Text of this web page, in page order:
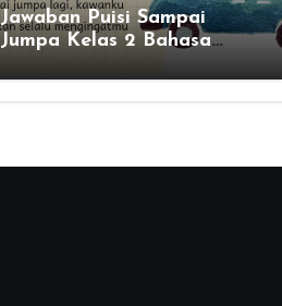
Jawaban Puisi Sampai
Jumpa Kelas 2 Bahasa